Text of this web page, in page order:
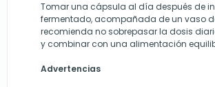
Tomar una cápsula al día después de
fermentado, acompañada de un vaso
recomienda no sobrepasar la dosis
y combinar con una alimentación
Advertencias